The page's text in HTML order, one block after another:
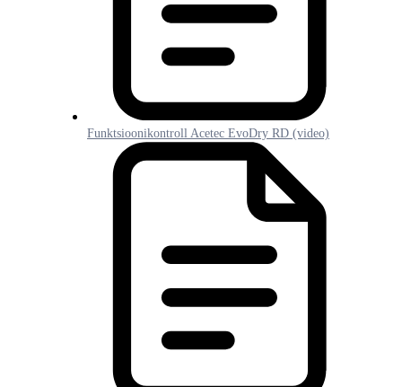
Funktsioonikontroll Acetec EvoDry RD (video)